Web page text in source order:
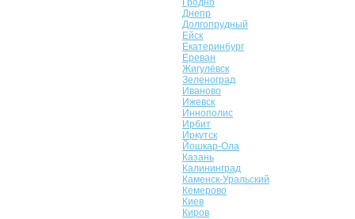
Гродно
Днепр
Долгопрудный
Ейск
Екатеринбург
Ереван
Жигулёвск
Зеленоград
Иваново
Ижевск
Иннополис
Ирбит
Иркутск
Йошкар-Ола
Казань
Калининград
Каменск-Уральский
Кемерово
Киев
Киров